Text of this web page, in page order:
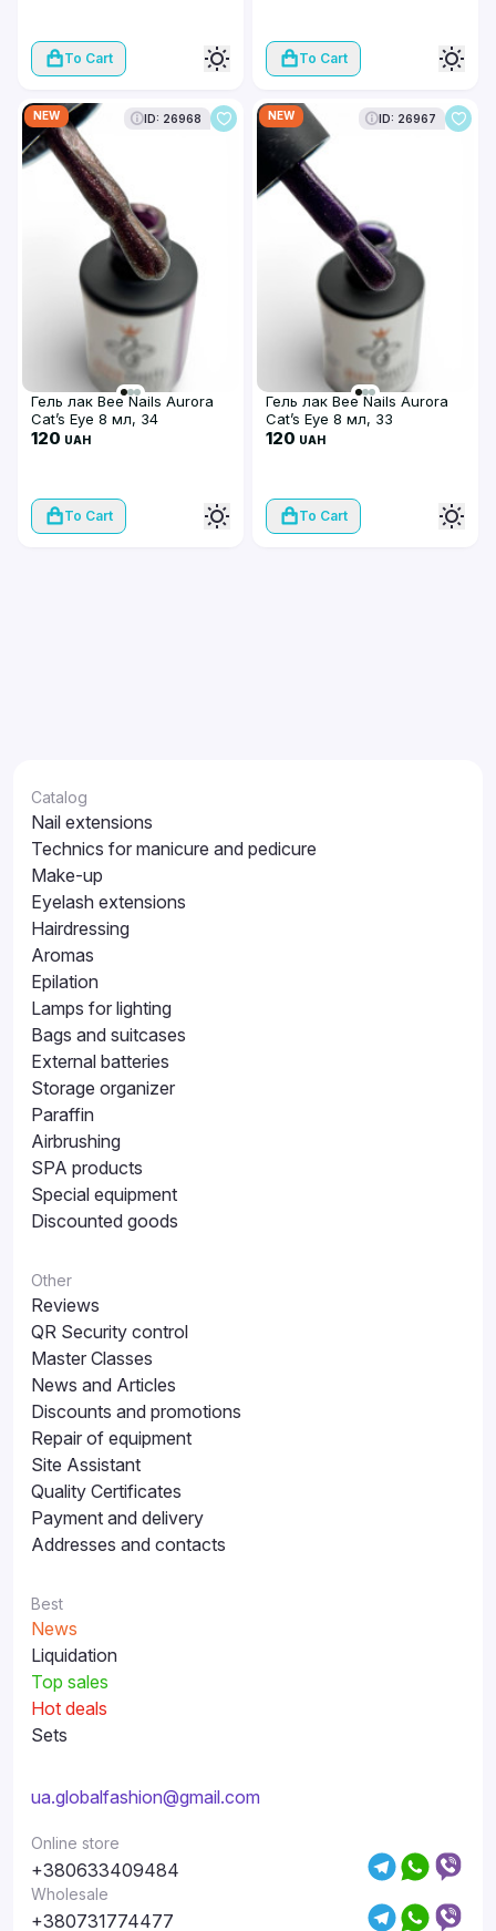
To Cart To Cart
NEW ID: 26968
Гель лак Bee Nails Aurora
Cat’s Eye 8 мл, 34
120 UAH
To Cart
NEW ID: 26967
Гель лак Bee Nails Aurora
Cat’s Eye 8 мл, 33
120 UAH
To Cart
Catalog
Nail extensions
Technics for manicure and pedicure
Make-up
Eyelash extensions
Hairdressing
Aromas
Epilation
Lamps for lighting
Bags and suitcases
External batteries
Storage organizer
Paraffin
Airbrushing
SPA products
Special equipment
Discounted goods
Other
Reviews
QR Security control
Master Classes
News and Articles
Discounts and promotions
Repair of equipment
Site Assistant
Quality Certificates
Payment and delivery
Addresses and contacts
Best
News
Liquidation
Top sales
Hot deals
Sets
ua.globalfashion@gmail.com
Online store
+380633409484
Wholesale
+380731774477